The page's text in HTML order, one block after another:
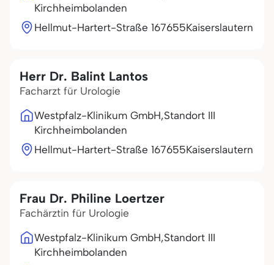
Kirchheimbolanden
Hellmut-Hartert-Straße 167655Kaiserslautern
Herr Dr. Balint Lantos
Facharzt für Urologie
Westpfalz-Klinikum GmbH,Standort III
Kirchheimbolanden
Hellmut-Hartert-Straße 167655Kaiserslautern
Frau Dr. Philine Loertzer
Fachärztin für Urologie
Westpfalz-Klinikum GmbH,Standort III
Kirchheimbolanden